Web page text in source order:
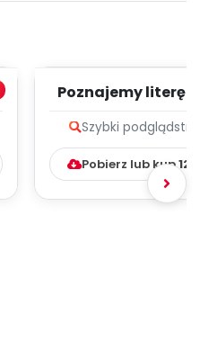
Poznajemy literę E,
Szybki podgląd
Pobierz lub kup